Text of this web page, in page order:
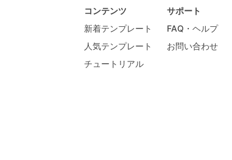
コンテンツ
新着テンプレート
人気テンプレート
チュートリアル
サポート
FAQ・ヘルプ
お問い合わせ